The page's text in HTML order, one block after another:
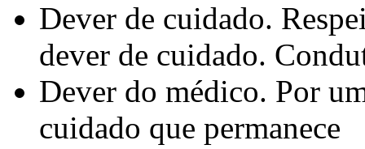
Dever de cuidado.
dever de cuidado.
Dever do médico. Por
cuidado que permanece